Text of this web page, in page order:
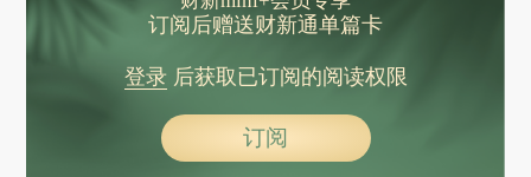
订阅后赠送财新通单篇卡
登录后获取已订阅的阅读权限
订阅